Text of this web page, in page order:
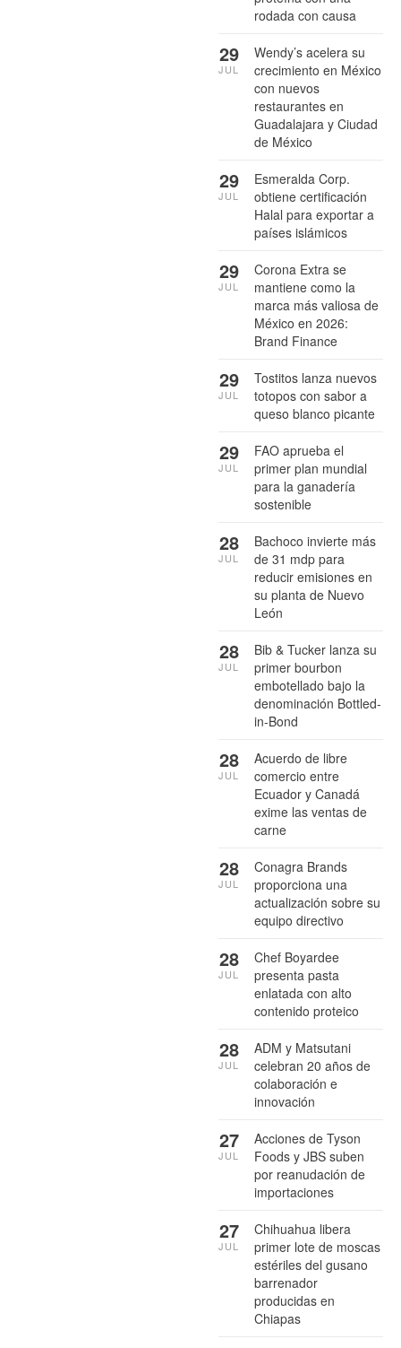
rodada con causa
Wendy’s acelera su
crecimiento en México
con nuevos
restaurantes en
Guadalajara y Ciudad
de México
29
JUL
Esmeralda Corp.
obtiene certificación
Halal para exportar a
países islámicos
29
JUL
Corona Extra se
mantiene como la
marca más valiosa de
México en 2026:
Brand Finance
29
JUL
Tostitos lanza nuevos
totopos con sabor a
queso blanco picante
29
JUL
FAO aprueba el
primer plan mundial
para la ganadería
sostenible
29
JUL
Bachoco invierte más
de 31 mdp para
reducir emisiones en
su planta de Nuevo
León
28
JUL
Bib & Tucker lanza su
primer bourbon
embotellado bajo la
denominación Bottled-
in-Bond
28
JUL
Acuerdo de libre
comercio entre
Ecuador y Canadá
exime las ventas de
carne
28
JUL
Conagra Brands
proporciona una
actualización sobre su
equipo directivo
28
JUL
Chef Boyardee
presenta pasta
enlatada con alto
contenido proteico
28
JUL
ADM y Matsutani
celebran 20 años de
colaboración e
innovación
28
JUL
Acciones de Tyson
Foods y JBS suben
por reanudación de
importaciones
27
JUL
Chihuahua libera
primer lote de moscas
estériles del gusano
barrenador
producidas en
Chiapas
27
JUL